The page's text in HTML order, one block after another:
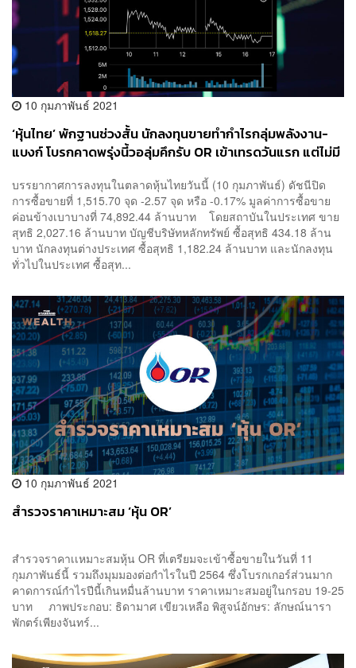
10 กุมภาพันธ์ 2021
‘หุ้นไทย’ พักฐานช่วงสั้น นักลงทุนขายทำกำไรกลุ่มพลังงาน-
แบงก์ โบรกคาดพรุ่งนี้วอลุ่มคึกรับ OR เข้าเทรดวันแรก แต่ไม่มี
บรรยากาศการลงทุนในตลาดหุ้นไทยวันนี้ (10 กุมภาพันธ์) ดัชนีปิด
การซื้อขายที่ 1,515.70 จุด -2.57 จุด หรือ -0.17% มูลค่าการซื้อขาย
ค่อนข้างเบาบางที่ 74,892.44 ล้านบาท โดยสถาบันในประเทศ ขาย
สุทธิ 2,027.16 ล้านบาท บัญชีบริษัทหลักทรัพย์ ซื้อสุทธิ 434.18 ล้าน
บาท นักลงทุนต่างประเทศ ซื้อสุทธิ 1,182.24 ล้านบาท และนักลงทุน
ทั่วไปในประเทศ ซื้อสุท...
10 กุมภาพันธ์ 2021
สำรวจราคาเหมาะสม ‘หุ้น OR’
สำรวจราคาเเหมาะสมหุ้น OR ที่เตรียมจะเข้าซื้อขายในวันที่ 11
กุมภาพันธ์นี้ รวมถึงมุมมองต่อกำไรในปี 2564 ซึ่งโบรกเกอร์ส่วนมาก
คาดการณ์กำไรปีนี้เกินหมื่นล้านบาท ราคาเหมาะสมอยู่ในกรอบ 19-25
บาท ภาพประกอบ: ธิดามาศ เขียวเหลือ พิสูจน์อักษร: ลักษณ์นารา
พักตร์เพียงจันทร์...